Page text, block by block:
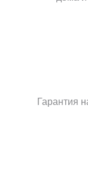
Гарантия